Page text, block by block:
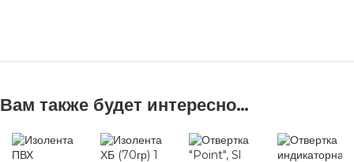
Вам также будет интересно…